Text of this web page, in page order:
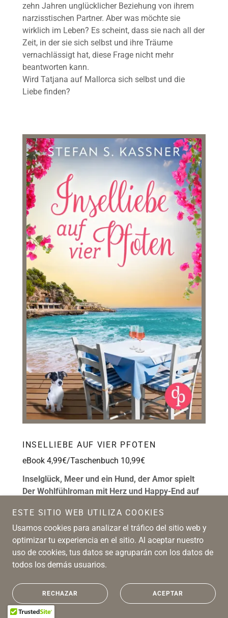
zehn Jahren unglücklicher Beziehung von ihrem
narzisstischen Partner. Aber was möchte sie
wirklich im Leben? Es scheint, dass sie nach all der
Zeit, in der sie sich selbst und ihre Träume
vernachlässigt hat, diese Frage nicht mehr
beantworten kann.
Wird Tatjana auf Mallorca sich selbst und die
Liebe finden?
INSELLIEBE AUF VIER PFOTEN
eBook 4,99€/Taschenbuch 10,99€
Inselglück, Meer und ein Hund, der Amor spielt
Der Wohlfühlroman mit Herz und Happy-End auf
Tierärztin Elena träumt schon lange davon, ein
Tierheim zu eröffnen, in dem sie sich ehrenamtlich
um verletzte Vierbeiner kümmern kann. Als sie das
passende Grundstück auf der Sonneninsel
Bau eines Hotels auf dem Nachbargrundstück
begonnen wird. Elena ist entschlossen, für das
Wohl der Tiere zu kämpfen ...
ESTE SITIO WEB UTILIZA COOKIES
Usamos cookies para analizar el tráfico del sitio web y
optimizar tu experiencia en el sitio. Al aceptar nuestro
uso de cookies, tus datos se agruparán con los datos de
todos los demás usuarios.
RECHAZAR ACEPTAR